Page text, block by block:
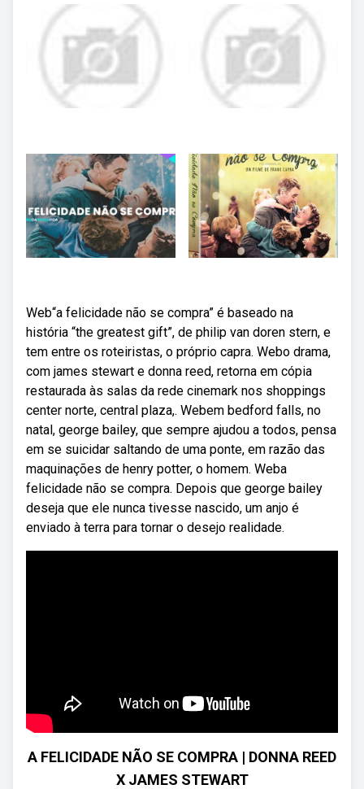
Web“a felicidade não se compra” é baseado na
história “the greatest gift”, de philip van doren stern, e
tem entre os roteiristas, o próprio capra. Webo drama,
com james stewart e donna reed, retorna em cópia
restaurada às salas da rede cinemark nos shoppings
center norte, central plaza,. Webem bedford falls, no
natal, george bailey, que sempre ajudou a todos, pensa
em se suicidar saltando de uma ponte, em razão das
maquinações de henry potter, o homem. Weba
felicidade não se compra. Depois que george bailey
deseja que ele nunca tivesse nascido, um anjo é
enviado à terra para tornar o desejo realidade.
A FELICIDADE NÃO SE COMPRA | DONNA REED
X JAMES STEWART